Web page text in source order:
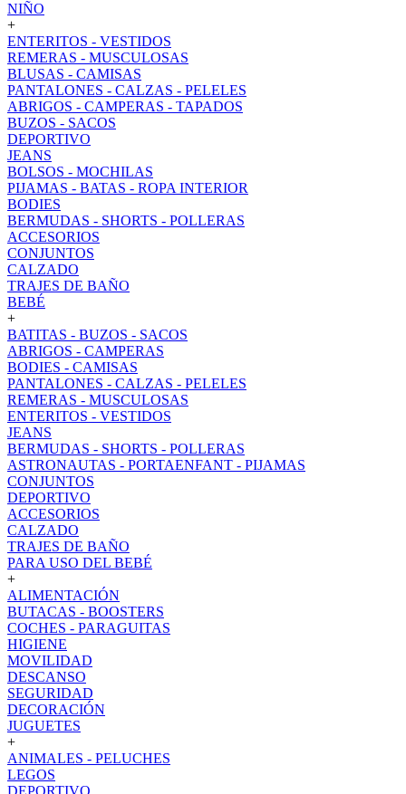
NIÑO
+
ENTERITOS - VESTIDOS
REMERAS - MUSCULOSAS
BLUSAS - CAMISAS
PANTALONES - CALZAS - PELELES
ABRIGOS - CAMPERAS - TAPADOS
BUZOS - SACOS
DEPORTIVO
JEANS
BOLSOS - MOCHILAS
PIJAMAS - BATAS - ROPA INTERIOR
BODIES
BERMUDAS - SHORTS - POLLERAS
ACCESORIOS
CONJUNTOS
CALZADO
TRAJES DE BAÑO
BEBÉ
+
BATITAS - BUZOS - SACOS
ABRIGOS - CAMPERAS
BODIES - CAMISAS
PANTALONES - CALZAS - PELELES
REMERAS - MUSCULOSAS
ENTERITOS - VESTIDOS
JEANS
BERMUDAS - SHORTS - POLLERAS
ASTRONAUTAS - PORTAENFANT - PIJAMAS
CONJUNTOS
DEPORTIVO
ACCESORIOS
CALZADO
TRAJES DE BAÑO
PARA USO DEL BEBÉ
+
ALIMENTACIÓN
BUTACAS - BOOSTERS
COCHES - PARAGUITAS
HIGIENE
MOVILIDAD
DESCANSO
SEGURIDAD
DECORACIÓN
JUGUETES
+
ANIMALES - PELUCHES
LEGOS
DEPORTIVO